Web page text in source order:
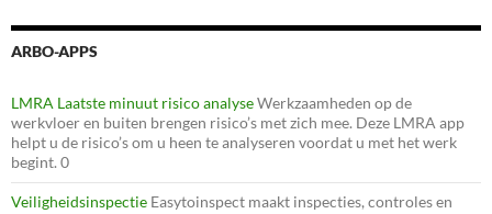
ARBO-APPS
LMRA Laatste minuut risico analyseWerkzaamheden op de
werkvloer en buiten brengen risico’s met zich mee. Deze LMRA app
helpt u de risico’s om u heen te analyseren voordat u met het werk
begint. 0
Veiligheidsinspectie Easytoinspect maakt inspecties, controles en